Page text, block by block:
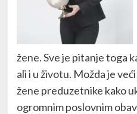
žene. Sve je pitanje toga
ali i u životu. Možda je
žene preduzetnike kako
ogromnim poslovnim